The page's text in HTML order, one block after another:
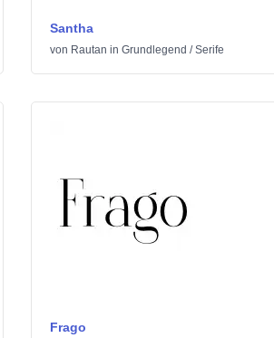
Santha
von Rautan in Grundlegend /Serife
Frago